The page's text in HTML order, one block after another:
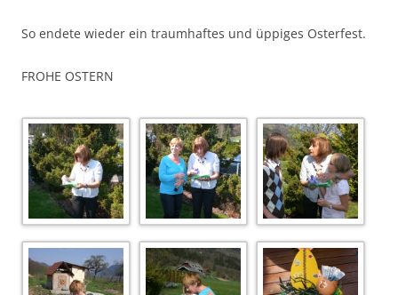
So endete wieder ein traumhaftes und üppiges Osterfest.
FROHE OSTERN